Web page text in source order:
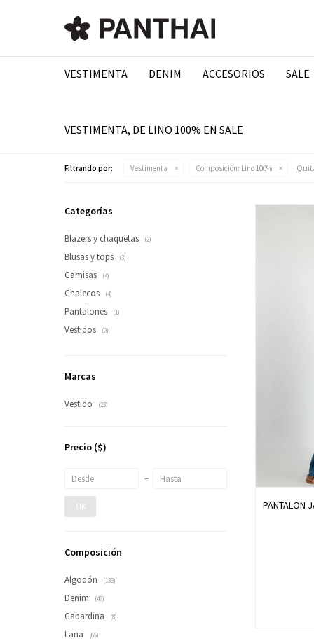
VESTIMENTA DENIM ACCESORIOS SALE
VESTIMENTA, DE LINO 100% EN SALE
Filtrando por: Vestimenta Composición: Lino 100%
PANTALON
Categorías
Blazers y chaquetas (2)
Blusas y tops (3)
Camisas (4)
Chalecos (4)
Pantalones (1)
Vestidos (9)
Marcas
Vestido (23)
Precio ($)
OK
Composición
Algodón (133)
Denim (43)
Gabardina (8)
Lana (65)